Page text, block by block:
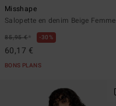
Misshape
Salopette en denim Beige Femme
85,95 €* 30%
60,17 €
BONS PLANS